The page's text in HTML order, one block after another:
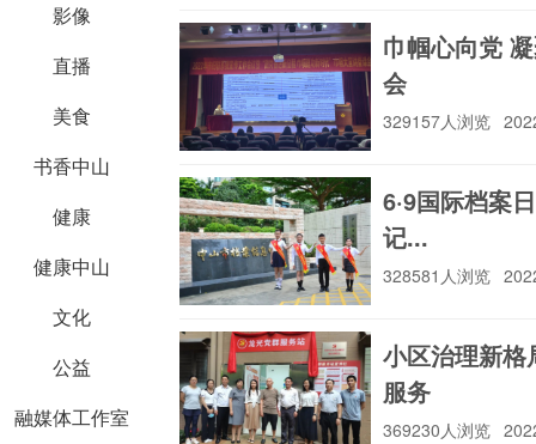
影像
直播
美食
书香中山
健康
健康中山
文化
公益
融媒体工作室
中山自然资源局 中山市场监管 中山市财
中山市政法委 商务局 中山统计
中山城管 中山党史
巾帼心向党
会
329157人浏览
6·9国际档案
记...
328581人浏览
小区治理新格
服务
369230人浏览